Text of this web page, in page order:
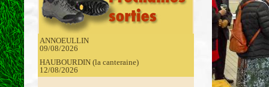
ANNOEULLIN
09/08/2026
HAUBOURDIN (la canteraine)
12/08/2026